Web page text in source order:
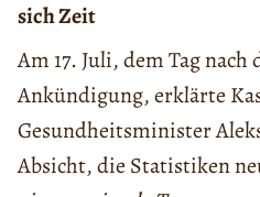
sich Zeit
Am 17. Juli, dem Tag
Ankündigung, erklärte
Gesundheitsminister
Absicht, die Statistiken